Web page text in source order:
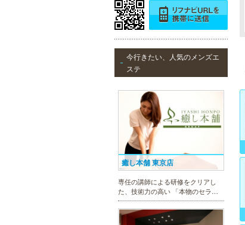
今行きたい、人気のメンズエ
ステ
癒し本舗 東京店
専任の講師による研修をクリアし
た、技術力の高い 「本物のセラピ
スト」 のみ在籍しております。是
非、お気軽にお問い合わせくださ
い！